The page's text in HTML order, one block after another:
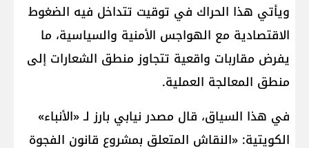
ويأتي هذا الحراك في توقيت تتداخل فيه الضغوط
الاقتصادية مع الهواجس الأمنية والسياسية، ما
يفرض مقاربات واقعية تتجاوز منطق الشعارات إلى
منطق المعالجة العملية.
في هذا السياق، قال مصدر نيابي بارز لـ «الأنباء»
الكويتية: «النقاش المتعلق بمشروع قانون الفجوة